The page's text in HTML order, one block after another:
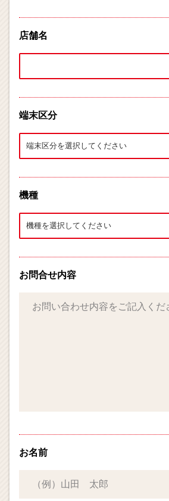
店舗名
端末区分
機種
お問合せ内容
お名前